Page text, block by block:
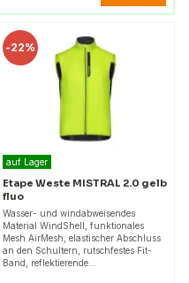
-22%
auf Lager
Etape Weste MISTRAL 2.0 gelb
fluo
Wasser- und windabweisendes
Material WindShell, funktionales
Mesh AirMesh, elastischer Abschluss
an den Schultern, rutschfestes Fit-
Band, reflektierende…